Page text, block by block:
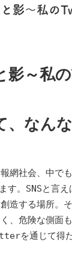
影～私の
影～私
、なん
網社会、中で
す。SNSと言
造する場所。
、危険な側面
を通じて得